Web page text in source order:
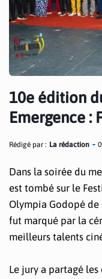
10e édition
Emergence :
Rédigé par : La rédaction
Dans la soirée du
est tombé sur le
Olympia Godopé
fut marqué par la
meilleurs talents
Le jury a partagé